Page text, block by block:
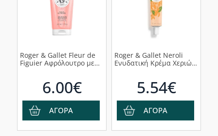
Roger & Gallet Fleur de
Figuier Αφρόλουτρο με
6.00€
ΑΓΟΡΑ
Roger & Gallet Neroli
Ενυδατική Κρέμα Χεριών,
5.54€
ΑΓΟΡΑ